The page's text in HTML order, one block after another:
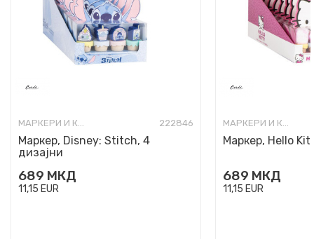
МАРКЕРИ И КОРЕКТОРИ 222846
Маркер, Disney: Stitch, 4
дизајни
689 МКД
11,15 EUR
МАРКЕРИ И КОРЕКТОРИ
Маркер, Hello
689 МКД
11,15 EUR